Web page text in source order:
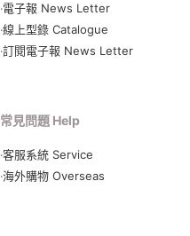
‧電子報 News Letter
‧線上型錄 Catalogue
‧訂閱電子報 News Letter
常見問題 Help
‧客服系統 Service
‧海外購物 Overseas